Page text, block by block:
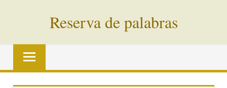
Reserva de palabras
Palabras
vías